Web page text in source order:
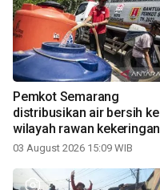
Pemkot Semarang
distribusikan air bersih ke
wilayah rawan kekeringan
03 August 2026 15:09 WIB